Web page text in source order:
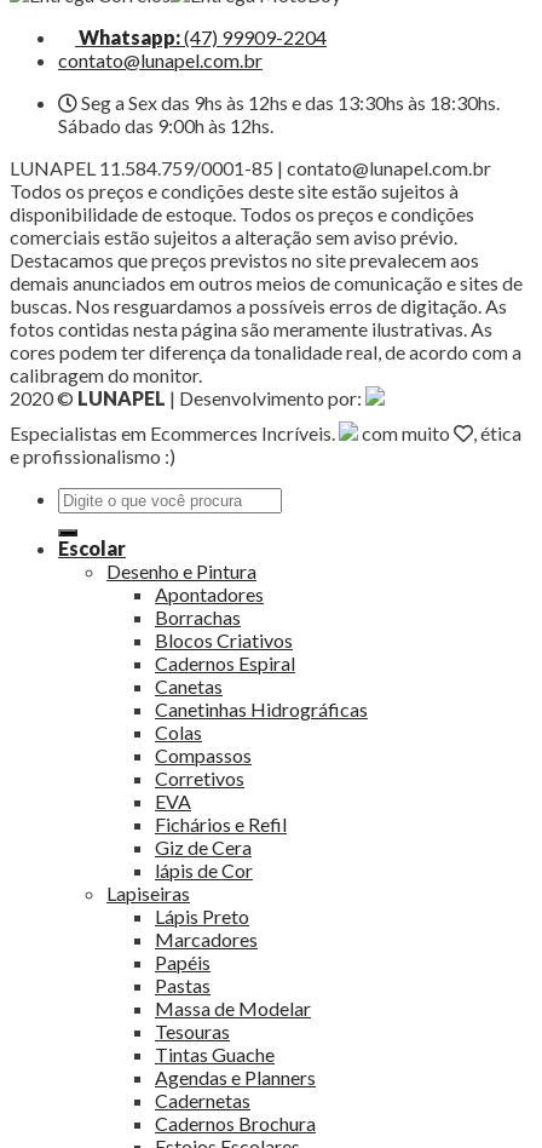
Whatsapp:(47) 99909-2204
contato@lunapel.com.br
Seg a Sex das 9hs às 12hs e das 13:30hs às 18:30hs.
Sábado das 9:00h às 12hs.
LUNAPEL 11.584.759/0001-85 | contato@lunapel.com.br
Todos os preços e condições deste site estão sujeitos à
disponibilidade de estoque. Todos os preços e condições
comerciais estão sujeitos a alteração sem aviso prévio.
Destacamos que preços previstos no site prevalecem aos
demais anunciados em outros meios de comunicação e sites de
buscas. Nos resguardamos a possíveis erros de digitação. As
fotos contidas nesta página são meramente ilustrativas. As
cores podem ter diferença da tonalidade real, de acordo com a
calibragem do monitor.
2020 © LUNAPEL | Desenvolvimento por:
Especialistas em Ecommerces Incríveis.
com muito
, ética
e profissionalismo :)
Pesquisar
por:
Escolar
Desenho e Pintura
Apontadores
Borrachas
Blocos Criativos
Cadernos Espiral
Canetas
Canetinhas Hidrográficas
Colas
Compassos
Corretivos
EVA
Fichários e Refil
Giz de Cera
lápis de Cor
Lapiseiras
Lápis Preto
Marcadores
Papéis
Pastas
Massa de Modelar
Tesouras
Tintas Guache
Agendas e Planners
Cadernetas
Cadernos Brochura